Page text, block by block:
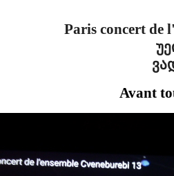
Paris concert de
Avant